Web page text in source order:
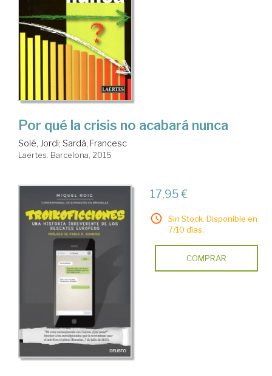
Por qué la crisis no acabará nunca
Solé, Jordi; Sardà, Francesc
Laertes. Barcelona, 2015
17,95 €
Sin Stock. Disponible en
7/10 días.
COMPRAR